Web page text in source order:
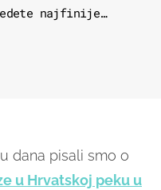
najfinije
dana pisali smo o
u Hrvatskoj peku u